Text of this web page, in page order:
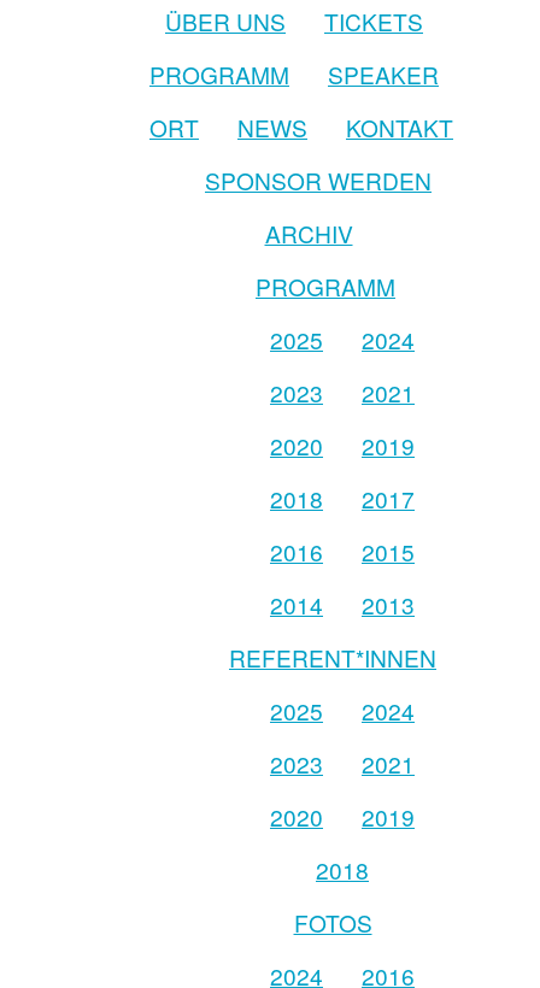
ÜBER UNS
TICKETS
PROGRAMM
SPEAKER
ORT
NEWS
KONTAKT
SPONSOR WERDEN
ARCHIV
PROGRAMM
2025
2024
2023
2021
2020
2019
2018
2017
2016
2015
2014
2013
REFERENT*INNEN
2025
2024
2023
2021
2020
2019
2018
FOTOS
2024
2016